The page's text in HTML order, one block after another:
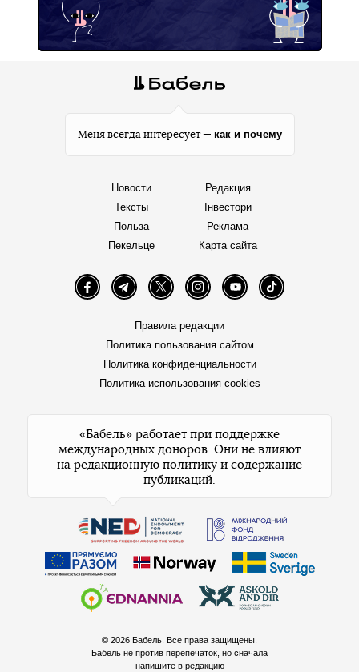
Меня всегда интересует — как и почему
Новости
Тексты
Польза
Пекельце
Редакция
Інвестори
Реклама
Карта сайта
FacebookTelegramTwitter InstagramYouTube TikTok
Правила редакции
Политика пользования сайтом
Политика конфиденциальности
Политика использования cookies
«Бабель» работает при поддержке
международных доноров. Они не влияют
на редакционную политику и содержание
публикаций.
© 2026 Бабель. Все права защищены.
Бабель не против перепечаток, но сначала
напишите в редакцию